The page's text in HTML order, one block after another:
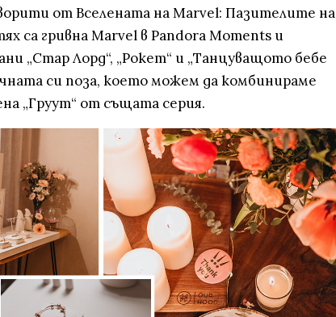
от Вселената на Marvel: Пазителите на
са гривна Marvel в Pandora Moments и
„Стар Лорд“, „Рокет“ и „Танцуващото бебе
си поза, което можем да комбинираме
„Груут“ от същата серия.